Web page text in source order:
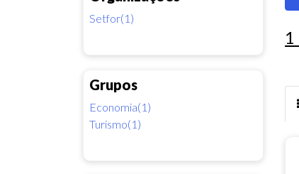
Setfor(1)
Grupos
Economia(1)
Turismo(1)
1